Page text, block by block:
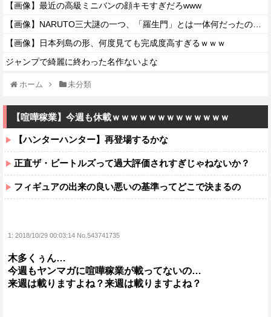
【画像】最近の高級ミニバンの顔キモすぎだろwww
【画像】日本列島の形、何度見ても完成度高すぎるｗｗｗ
ジャンプで綺麗に終わった名作ないよな
ホーム 未分類
【喧嘩稼業】今週も休載ｗｗｗｗｗｗｗｗｗｗｗｗｗ
【ハンターハンター】再登場するかな
正直ザ・ビートルズって過大評価されすぎじゃねないか？
フィギュアの出来の良い悪いの基準ってどこで決まるの
1: 2018/10/29 00:03:14 No.543741735
木多くぅん…
今週もヤンマガに喧嘩稼業が載ってないの…
来週は載りますよね？来週は載りますよね？